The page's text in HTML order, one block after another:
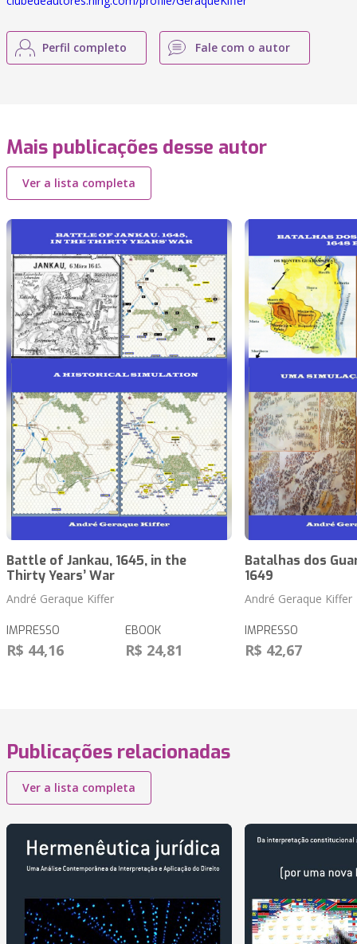
Perfil completo Fale com o autor
Mais publicações desse autor
Ver a lista completa
Battle of Jankau, 1645, in the
Thirty Years’ War
André Geraque Kiffer
IMPRESSO
R$ 44,16
EBOOK
R$ 24,81
Batalhas dos
1649
André Geraque Kiffer
IMPRESSO
R$ 42,67
Publicações relacionadas
Ver a lista completa